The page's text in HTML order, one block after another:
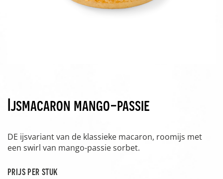
Ijsmacaron mango-passie
DE ijsvariant van de klassieke macaron, roomijs met
een swirl van mango-passie sorbet.
prijs per stuk